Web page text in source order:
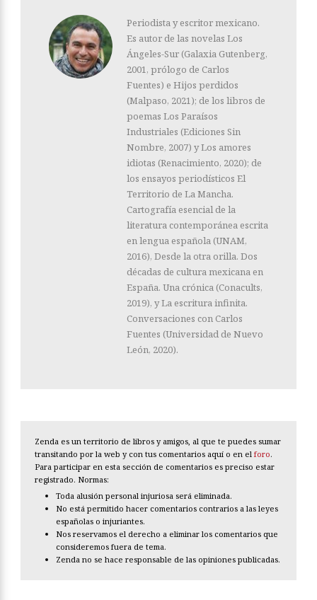
Periodista y escritor mexicano.
Es autor de las novelas Los
Ángeles-Sur (Galaxia Gutenberg,
2001, prólogo de Carlos
Fuentes) e Hijos perdidos
(Malpaso, 2021); de los libros de
poemas Los Paraísos
Industriales (Ediciones Sin
Nombre, 2007) y Los amores
idiotas (Renacimiento, 2020); de
los ensayos periodísticos El
Territorio de La Mancha.
Cartografía esencial de la
literatura contemporánea escrita
en lengua española (UNAM,
2016), Desde la otra orilla. Dos
décadas de cultura mexicana en
España. Una crónica (Conacults,
2019), y La escritura infinita.
Conversaciones con Carlos
Fuentes (Universidad de Nuevo
León, 2020).
Zenda es un territorio de libros y amigos, al que te puedes sumar
transitando por la web y con tus comentarios aquí o en el foro.
Para participar en esta sección de comentarios es preciso estar
registrado. Normas:
Toda alusión personal injuriosa será eliminada.
No está permitido hacer comentarios contrarios a las leyes
españolas o injuriantes.
Nos reservamos el derecho a eliminar los comentarios que
consideremos fuera de tema.
Zenda no se hace responsable de las opiniones publicadas.